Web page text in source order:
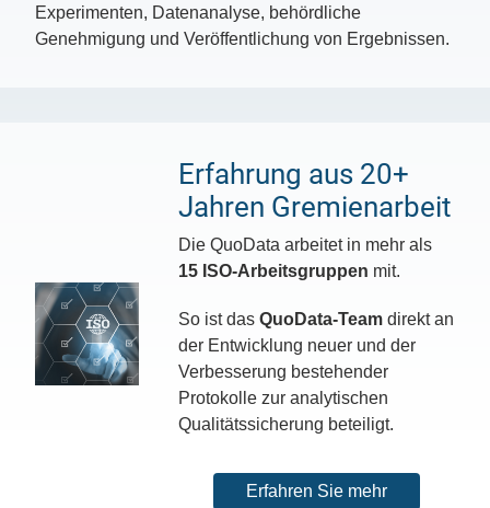
Experimenten, Datenanalyse, behördliche
Genehmigung und Veröffentlichung von Ergebnissen.
Erfahrung aus 20+
Jahren Gremienarbeit
Die QuoData arbeitet in mehr als
15 ISO-Arbeitsgruppen mit.
So ist das QuoData-Teamdirekt an
der Entwicklung neuer und der
Verbesserung bestehender
Protokolle zur analytischen
Qualitätssicherung beteiligt.
Erfahren Sie mehr